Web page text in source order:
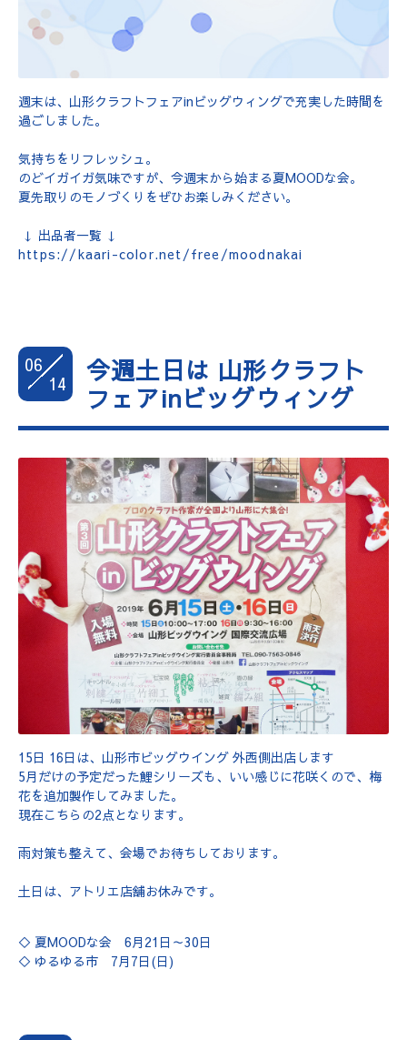
週末は、山形クラフトフェアinビッグウィングで充実した時間を
過ごしました。
気持ちをリフレッシュ。
のどイガイガ気味ですが、今週末から始まる夏MOODな会。
夏先取りのモノづくりをぜひお楽しみください。
↓ 出品者一覧 ↓
https://kaari-color.net/free/moodnakai
06
14
今週土日は 山形クラフト
フェアinビッグウィング
15日 16日は、山形市ビッグウイング 外西側出店します
5月だけの予定だった鯉シリーズも、いい感じに花咲くので、梅
花を追加製作してみました。
現在こちらの2点となります。
雨対策も整えて、会場でお待ちしております。
土日は、アトリエ店舗お休みです。
◇ 夏MOODな会 6月21日～30日
◇ ゆるゆる市 7月7日(日)